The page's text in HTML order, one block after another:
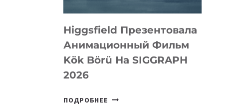
Higgsfield Презентовала
Анимационный Фильм
Kök Börü На SIGGRAPH
2026
ПОДРОБНЕЕ HIGGSFIELD